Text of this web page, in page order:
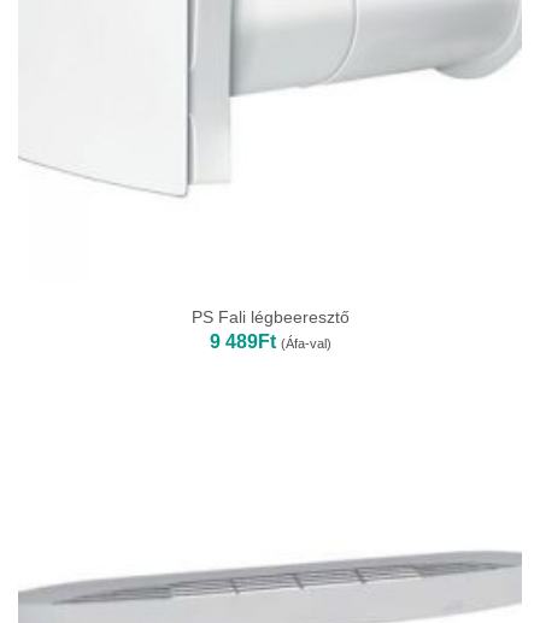
PS Fali légbeeresztő
9 489Ft (Áfa-val)